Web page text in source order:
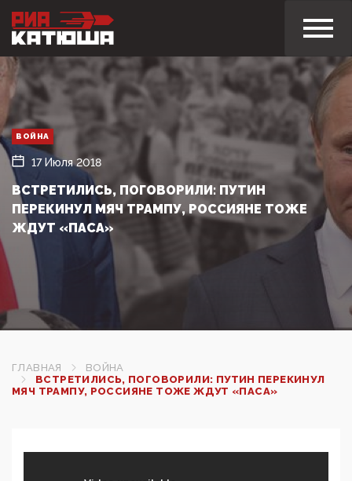
ВОЙНА
17 Июля 2018
ВСТРЕТИЛИСЬ, ПОГОВОРИЛИ: ПУТИН
ПЕРЕКИНУЛ МЯЧ ТРАМПУ, РОССИЯНЕ ТОЖЕ
ЖДУТ «ПАСА»
ГЛАВНАЯ
ВОЙНА
ВСТРЕТИЛИСЬ, ПОГОВОРИЛИ: ПУТИН ПЕРЕКИНУЛ
МЯЧ ТРАМПУ, РОССИЯНЕ ТОЖЕ ЖДУТ «ПАСА»